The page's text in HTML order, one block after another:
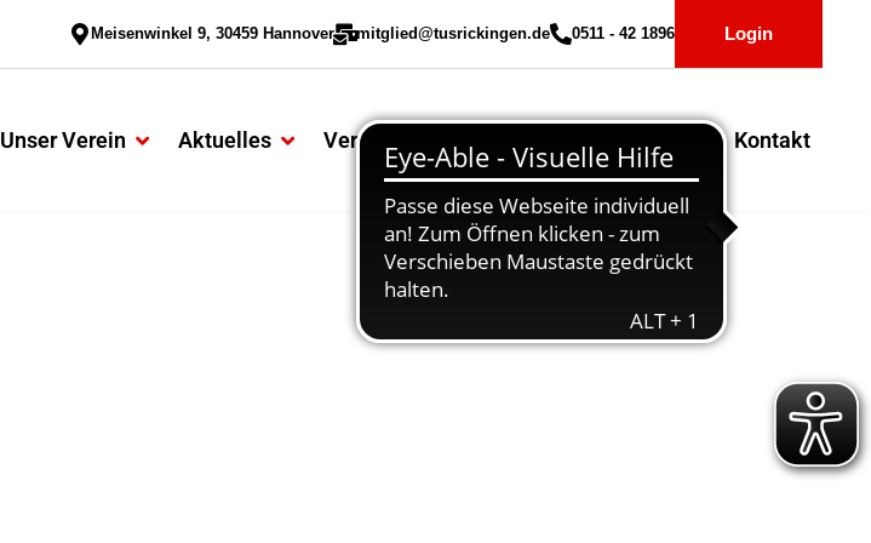
Meisenwinkel 9, 30459 Hannover mitglied@tusrickingen.de 0511 - 42 1896 Login
Unser Verein Aktuelles Vereinssport Kontakt